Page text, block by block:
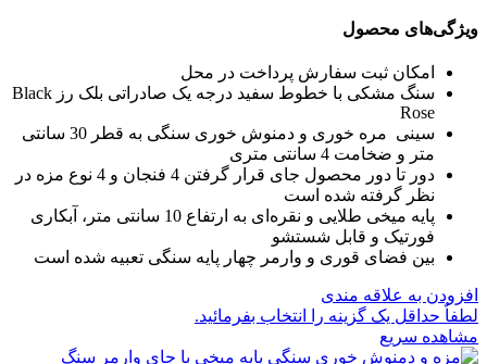
ویژگی‌های محصول
امکان ثبت سفارش پرداخت در محل
سنگ مشکی با خطوط سفید درجه یک صادراتی بلک رز Black
Rose
سینی مره خوری و دمنوش خوری سنگی به قطر 30 سانتی
متر و ضخامت 4 سانتی متری
دور تا دور محصول جای قرار گرفتن 4 فنجان و 4 نوع مزه در
نظر گرفته شده است
پایه میخی طلایی و نقره‌ای به ارتفاع 10 سانتی متر، آبکاری
فورتیک و قابل شستشو
بین فضای قوری و وارمر چهار پایه سنگی تعبیه شده است
افزودن به علاقه مندی
لطفاٌ حداقل یک گزینه را انتخاب بفرمائید.
مشاهده سریع